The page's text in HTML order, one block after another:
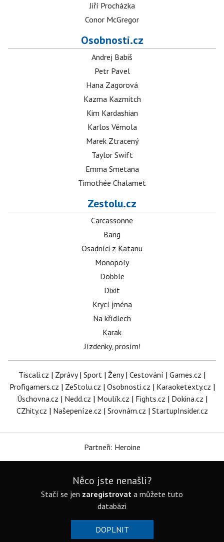
Jiří Procházka
Conor McGregor
Osobnosti.cz
Andrej Babiš
Petr Pavel
Hana Zagorová
Kazma Kazmitch
Kim Kardashian
Karlos Vémola
Marek Ztracený
Taylor Swift
Emma Smetana
Timothée Chalamet
Zestolu.cz
Carcassonne
Bang
Osadníci z Katanu
Monopoly
Dobble
Dixit
Krycí jména
Na křídlech
Karak
Jízdenky, prosím!
Tiscali.cz | Zprávy| Sport | Ženy| Cestování | Games.cz |
Profigamers.cz | ZeStolu.cz | Osobnosti.cz | Karaoketexty.cz |
Úschovna.cz | Nedd.cz | Moulík.cz | Fights.cz | Dokina.cz |
CZhity.cz | Našepeníze.cz | Srovnám.cz | StartupInsider.cz
Partneři: Heroine
Něco jste nenašli?
Stačí se jen zaregistrovat a můžete tuto
databázi
DOPLNIT